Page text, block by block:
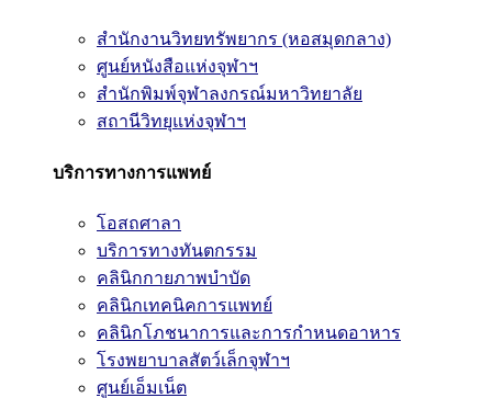
สำนักงานวิทยทรัพยากร (หอสมุดกลาง)
ศูนย์หนังสือแห่งจุฬาฯ
สำนักพิมพ์จุฬาลงกรณ์มหาวิทยาลัย
สถานีวิทยุแห่งจุฬาฯ
บริการทางการแพทย์
โอสถศาลา
บริการทางทันตกรรม
คลินิกกายภาพบำบัด
คลินิกเทคนิคการแพทย์
คลินิกโภชนาการและการกำหนดอาหาร
โรงพยาบาลสัตว์เล็กจุฬาฯ
ศูนย์เอ็มเน็ต